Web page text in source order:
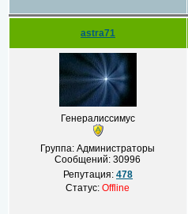
astra71
Генералиссимус
Группа: Администраторы
Сообщений:30996
Репутация: 478
Статус:Offline